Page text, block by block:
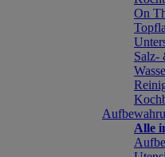
On
Salz-
Alle